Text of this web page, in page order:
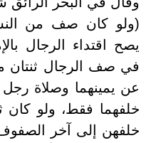
(ولو كان صف من
يصح اقتداء الرجال
في صف الرجال ثنتان
عن يمينهما وصلاة
خلفهما فقط، ولو كان
خلفهن إلى آخر